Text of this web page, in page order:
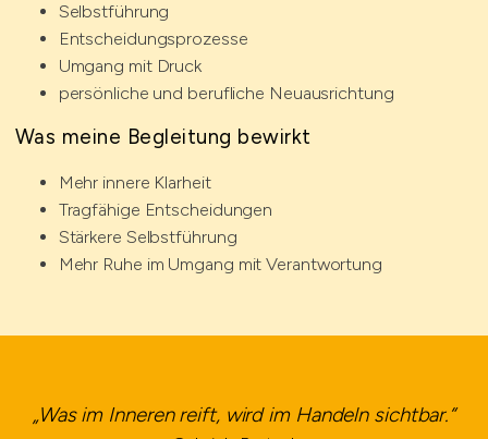
Selbstführung
Entscheidungsprozesse
Umgang mit Druck
persönliche und berufliche Neuausrichtung
Was meine Begleitung bewirkt
Mehr innere Klarheit
Tragfähige Entscheidungen
Stärkere Selbstführung
Mehr Ruhe im Umgang mit Verantwortung
„Was im Inneren reift, wird im Handeln sichtbar.“